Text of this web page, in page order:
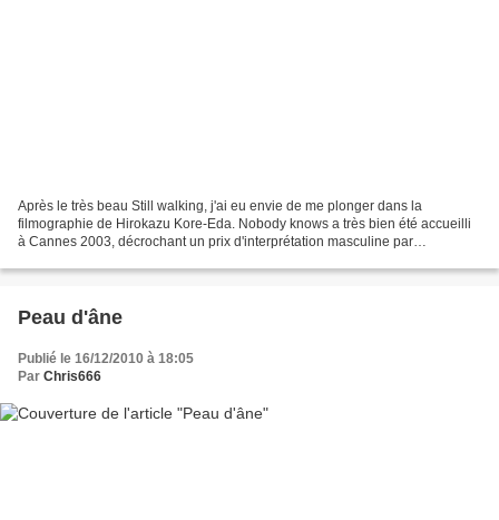
Après le très beau Still walking, j'ai eu envie de me plonger dans la
filmographie de Hirokazu Kore-Eda. Nobody knows a très bien été accueilli
à Cannes 2003, décrochant un prix d'interprétation masculine par
Peau d'âne
Publié le 16/12/2010 à 18:05
Par Chris666